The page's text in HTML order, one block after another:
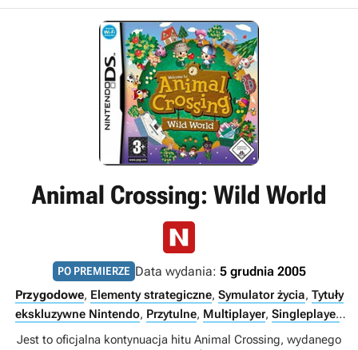
Animal Crossing: Wild World
PO PREMIERZE Data wydania: 5 grudnia 2005
Przygodowe, Elementy strategiczne, Symulator życia, Tytuły
ekskluzywne Nintendo, Przytulne, Multiplayer, Singleplayer,
Internet
LAN
Jest to oficjalna kontynuacja hitu Animal Crossing, wydanego